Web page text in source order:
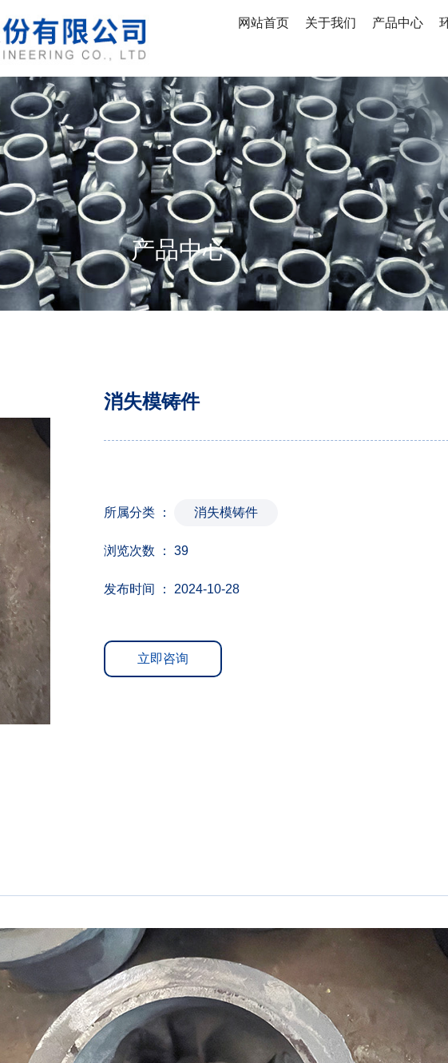
网站首页 关于我们 产品中心
产品中心
消失模铸件
所属分类 ： 消失模铸件
浏览次数 ： 39
发布时间 ： 2024-10-28
立即咨询